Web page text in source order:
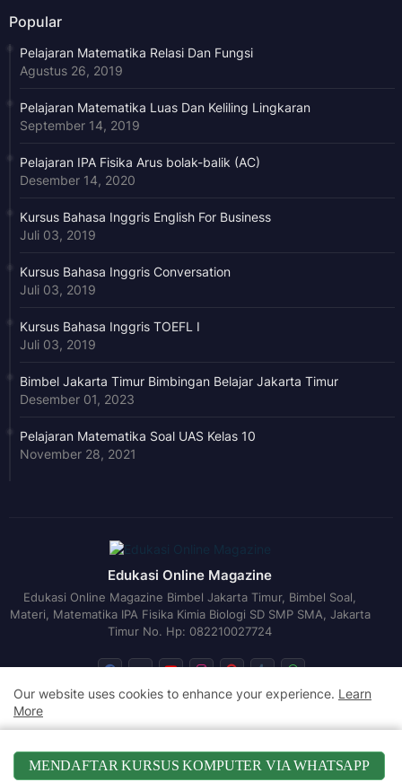
MENDAFTAR KURSUS KOMPUTER VIA WHATSAPP
Popular
Pelajaran Matematika Relasi Dan Fungsi
Agustus 26, 2019
Pelajaran Matematika Luas Dan Keliling Lingkaran
September 14, 2019
Pelajaran IPA Fisika Arus bolak-balik (AC)
Desember 14, 2020
Kursus Bahasa Inggris English For Business
Juli 03, 2019
Kursus Bahasa Inggris Conversation
Juli 03, 2019
Kursus Bahasa Inggris TOEFL I
Juli 03, 2019
Bimbel Jakarta Timur Bimbingan Belajar Jakarta Timur
Desember 01, 2023
Pelajaran Matematika Soal UAS Kelas 10
November 28, 2021
Edukasi Online Magazine
Edukasi Online Magazine Bimbel Jakarta Timur, Bimbel Soal,
Materi, Matematika IPA Fisika Kimia Biologi SD SMP SMA, Jakarta
Timur No. Hp: 082210027724
Disclaimer
Return Policy
Cookies Policy
Privacy Policy
Rumah Belajar Terms and Conditions
Our website uses cookies to enhance your experience. Learn
More
Accept !